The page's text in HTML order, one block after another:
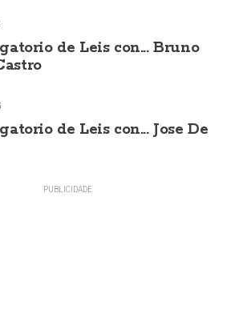
de Leis con... Bruno
de Leis con... Jose De